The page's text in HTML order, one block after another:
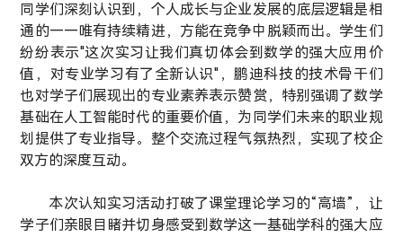
同学们深刻认识到，个人成长与企业发展的底层逻辑是相
通的——唯有持续精进，方能在竞争中脱颖而出。学生们
纷纷表示"这次实习让我们真切体会到数学的强大应用价
值，对专业学习有了全新认识"，鹏迪科技的技术骨干们
也对学子们展现出的专业素养表示赞赏，特别强调了数学
基础在人工智能时代的重要价值，为同学们未来的职业规
划提供了专业指导。整个交流过程气氛热烈，实现了校企
双方的深度互动。
本次认知实习活动打破了课堂理论学习的“高墙”，让
学子们亲眼目睹并切身感受到数学这一基础学科的强大应